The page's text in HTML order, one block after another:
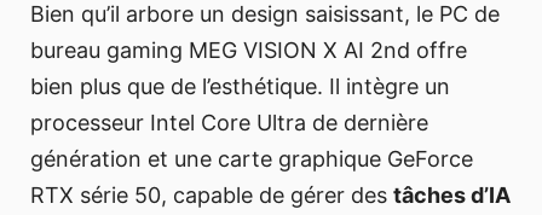
Bien qu’il arbore un design saisissant, le PC de
bureau gaming MEG VISION X AI 2nd offre
bien plus que de l’esthétique. Il intègre un
processeur Intel Core Ultra de dernière
génération et une carte graphique GeForce
RTX série 50, capable de gérer des tâches d’IA